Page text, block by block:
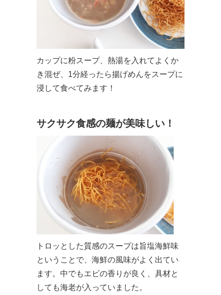
カップに粉スープ、熱湯を入れてよくか
き混ぜ、1分経ったら揚げめんをスープに
浸して食べてみます！
サクサク食感の麺が美味しい！
トロッとした質感のスープは旨塩海鮮味
ということで、海鮮の風味がよく出てい
ます。中でもエビの香りが良く、具材と
しても海老が入っていました。